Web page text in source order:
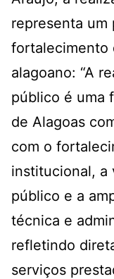
representa um
fortalecimento
alagoano: “A
público é uma
de Alagoas
com o
institucional, a
público e a
técnica e
refletindo
serviços